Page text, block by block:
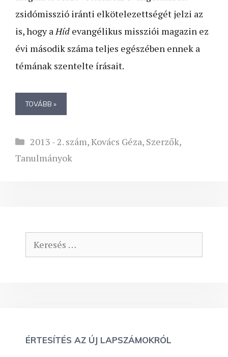
zsidómisszió iránti elkötelezettségét jelzi az
is, hogy aHíd evangélikus missziói magazin ez
évi második száma teljes egészében ennek a
témának szentelte írásait.
TOVÁBB »
Kategória
2013 - 2. szám,Kovács Géza, Szerzők,
Tanulmányok
Keresés:
ÉRTESÍTÉS AZ ÚJ LAPSZÁMOKRÓL